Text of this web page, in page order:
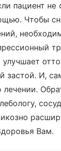
пациент не
Чтобы
застой. И,
Вам.